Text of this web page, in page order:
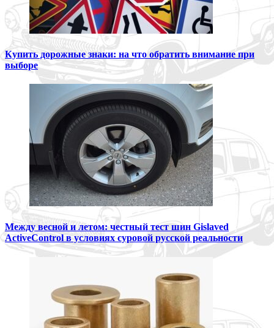
Купить дорожные знаки: на что обратить внимание при
выборе
Между весной и летом: честный тест шин Gislaved
ActiveControl в условиях суровой русской реальности